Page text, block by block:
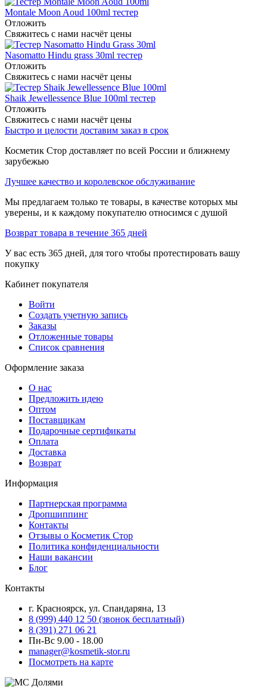
Montale Moon Aoud 100ml тестер
Отложить
Свяжитесь с нами насчёт цены
Nasomatto Hindu grass 30ml тестер
Отложить
Свяжитесь с нами насчёт цены
Shaik Jewellessence Blue 100ml тестер
Отложить
Свяжитесь с нами насчёт цены
Быстро и целости доставим заказ в срок
Косметик Стор доставляет по всей России и ближнему
зарубежью
Лучшее качество и королевское обслуживание
Мы предлагаем только те товары, в качестве которых мы
уверены, и к каждому покупателю относимся с душой
Возврат товара в течение 365 дней
У вас есть 365 дней, для того чтобы протестировать вашу
покупку
Кабинет покупателя
Войти
Создать учетную запись
Заказы
Отложенные товары
Список сравнения
Оформление заказа
О нас
Предложить идею
Оптом
Поставщикам
Подарочные сертификаты
Оплата
Доставка
Возврат
Информация
Партнерская программа
Дропшиппинг
Контакты
Отзывы о Косметик Стор
Политика конфиденциальности
Наши вакансии
Блог
Контакты
г. Красноярск, ул. Спандаряна, 13
8 (999) 440 12 50 (звонок бесплатный)
8 (391) 271 06 21
Пн-Вс 9.00 - 18.00
manager@kosmetik-stor.ru
Посмотреть на карте